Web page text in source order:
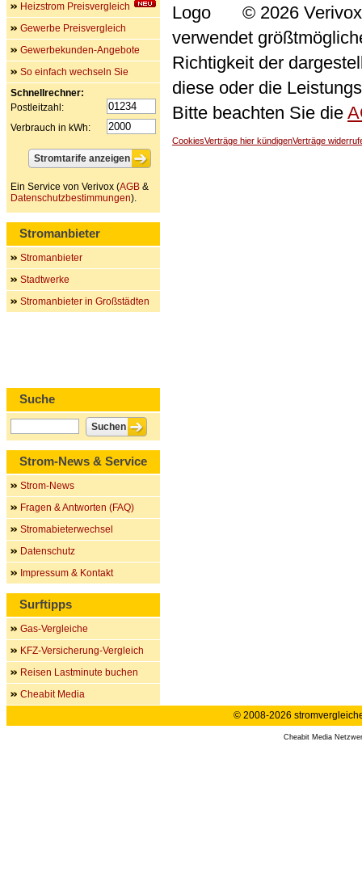
© 2026
verwendet
Richtigkeit der
diese oder die
Bitte beachten Sie die
CookiesVerträge hier kündigenVerträge
Heizstrom Preisvergleich
Gewerbe Preisvergleich
Gewerbekunden-Angebote
So einfach wechseln Sie
Schnellrechner:
Postleitzahl:
Verbrauch in kWh:
Ein Service von Verivox (AGB &
Datenschutzbestimmungen).
Stromanbieter
Stromanbieter
Stadtwerke
Stromanbieter in Großstädten
Suche
Strom-News & Service
Strom-News
Fragen & Antworten (FAQ)
Stromabieterwechsel
Datenschutz
Impressum & Kontakt
Surftipps
Gas-Vergleiche
KFZ-Versicherung-Vergleich
Reisen Lastminute buchen
Cheabit Media
© 2008-2026
Cheabit Media